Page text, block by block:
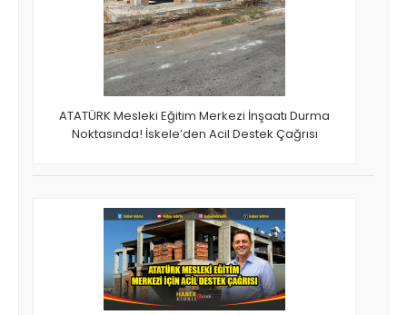
ATATÜRK Mesleki Eğitim Merkezi İnşaatı Durma
Noktasında! İskele’den Acil Destek Çağrısı